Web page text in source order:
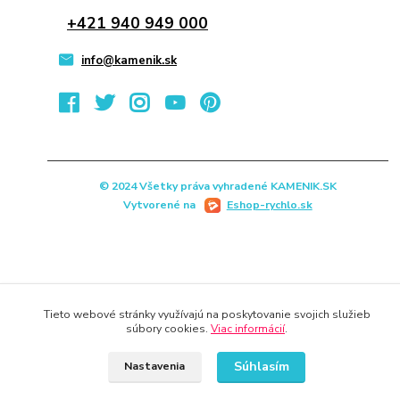
+421 940 949 000
info@kamenik.sk
© 2024 Všetky práva vyhradené KAMENIK.SK
Vytvorené na
Eshop-rychlo.sk
Tieto webové stránky využívajú na poskytovanie svojich služieb
súbory cookies. Viac informácií.
Nastavenia Súhlasím